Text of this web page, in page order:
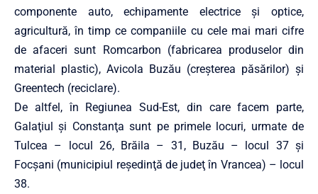
componente auto, echipamente electrice și optice,
agricultură, în timp ce companiile cu cele mai mari cifre
de afaceri sunt Romcarbon (fabricarea produselor din
material plastic), Avicola Buzău (creșterea păsărilor) și
Greentech (reciclare).
De altfel, în Regiunea Sud-Est, din care facem parte,
Galaţiul şi Constanţa sunt pe primele locuri, urmate de
Tulcea – locul 26, Brăila – 31, Buzău – locul 37 şi
Focşani (municipiul reşedinţă de judeţ în Vrancea) – locul
38.